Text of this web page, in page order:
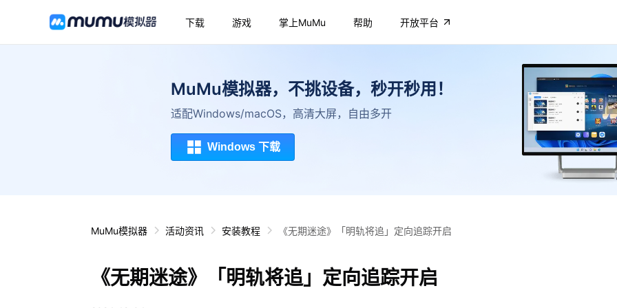
下载 游戏 掌上MuMu 帮助 开放平台
MuMu模拟器，不挑设备，秒开秒用！
适配Windows/macOS，高清大屏，自由多开
Windows 下载
MuMu模拟器 活动资讯 安装教程 《无期迷途》「明轨将追」定向追踪开启
《无期迷途》「明轨将追」定向追踪开启